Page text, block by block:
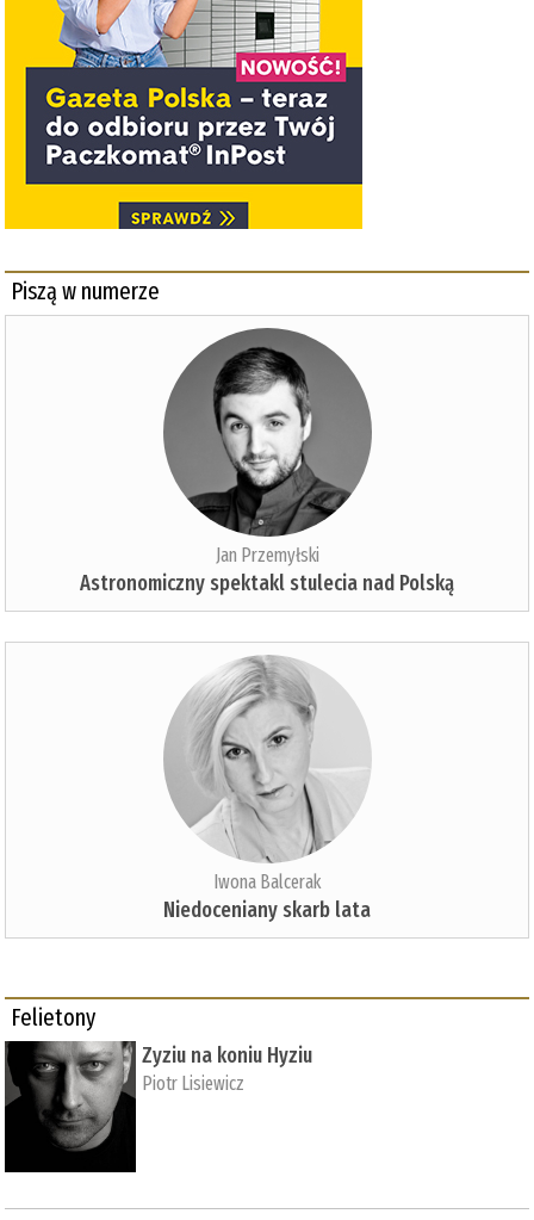
Piszą w numerze
Jan Przemyłski
Astronomiczny spektakl stulecia nad Polską
Iwona Balcerak
Niedoceniany skarb lata
Felietony
Zyziu na koniu Hyziu
Piotr Lisiewicz